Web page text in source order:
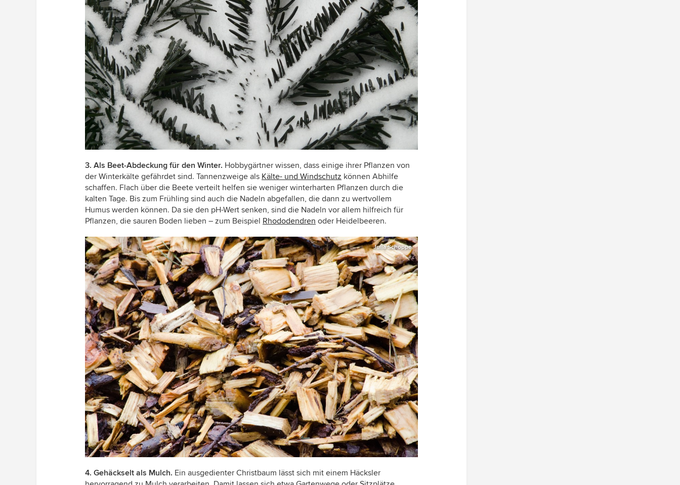
3. Als Beet-Abdeckung für den Winter. Hobbygärtner wissen, dass einige ihrer Pflanzen von
der Winterkälte gefährdet sind. Tannenzweige als Kälte- und Windschutz können Abhilfe
schaffen. Flach über die Beete verteilt helfen sie weniger winterharten Pflanzen durch die
kalten Tage. Bis zum Frühling sind auch die Nadeln abgefallen, die dann zu wertvollem
Humus werden können. Da sie den pH-Wert senken, sind die Nadeln vor allem hilfreich für
Pflanzen, die sauren Boden lieben – zum Beispiel Rhododendren oder Heidelbeeren.
Julia Schoppe
4. Gehäckselt als Mulch. Ein ausgedienter Christbaum lässt sich mit einem Häcksler